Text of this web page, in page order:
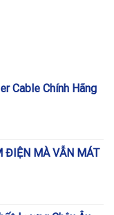
Cable Chính Hãng
ĐIỆN MÀ VẪN MÁT